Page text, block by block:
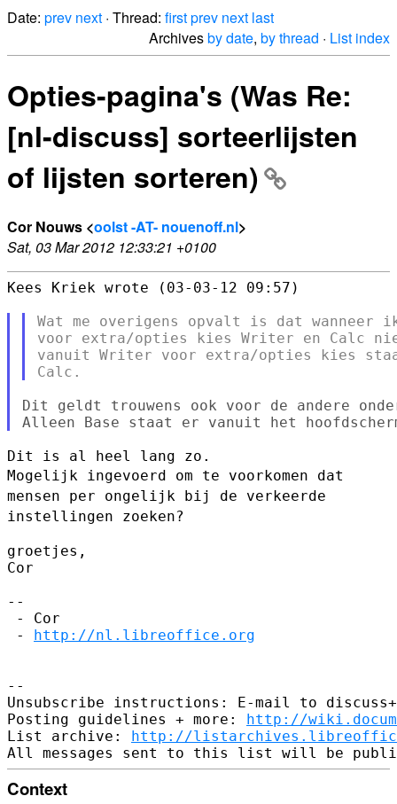
Date: prev next · Thread: firstprev next last
Archivesby date, by thread · List index
Opties-pagina's (Was Re:
[nl-discuss] sorteerlijsten
of lijsten sorteren)
Cor Nouws <oolst -AT- nouenoff.nl>
Sat, 03 Mar 2012 12:33:21 +0100
Kees Kriek wrote (03-03-12 09:57)
Wat me overigens opvalt is dat wanneer
voor extra/opties kies Writer en Calc
vanuit Writer voor extra/opties kies
Dit geldt trouwens ook voor de andere
Mogelijk ingevoerd om te voorkomen dat
mensen per ongelijk bij de verkeerde
instellingen zoeken?
groetjes,
Cor
--
- Cor
- http://nl.libreoffice.org
--
Unsubscribe instructions: E-mail to
Posting guidelines + more: http://
List archive: http://
Context